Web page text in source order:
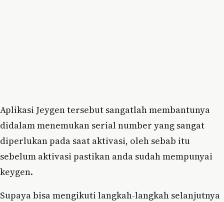
Aplikasi Jeygen tersebut sangatlah membantunya
didalam menemukan serial number yang sangat
diperlukan pada saat aktivasi, oleh sebab itu
sebelum aktivasi pastikan anda sudah mempunyai
keygen.
Supaya bisa mengikuti langkah-langkah selanjutnya